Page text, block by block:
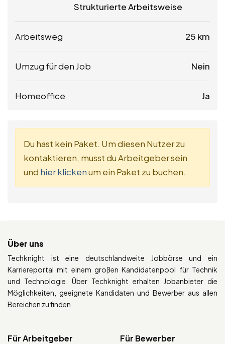
Strukturierte Arbeitsweise
Arbeitsweg 25 km
Umzug für den Job Nein
Homeoffice Ja
Du hast kein Paket. Um diesen Nutzer zu
kontaktieren, musst du Arbeitgeber sein
und hier klickenum ein Paket zu buchen.
Über uns
Techknight ist eine deutschlandweite Jobbörse und ein
Karriereportal mit einem großen Kandidatenpool für Technik
und Technologie. Über Techknight erhalten Jobanbieter die
Möglichkeiten, geeignete Kandidaten und Bewerber aus allen
Bereichen zu finden.
Für Arbeitgeber Für Bewerber